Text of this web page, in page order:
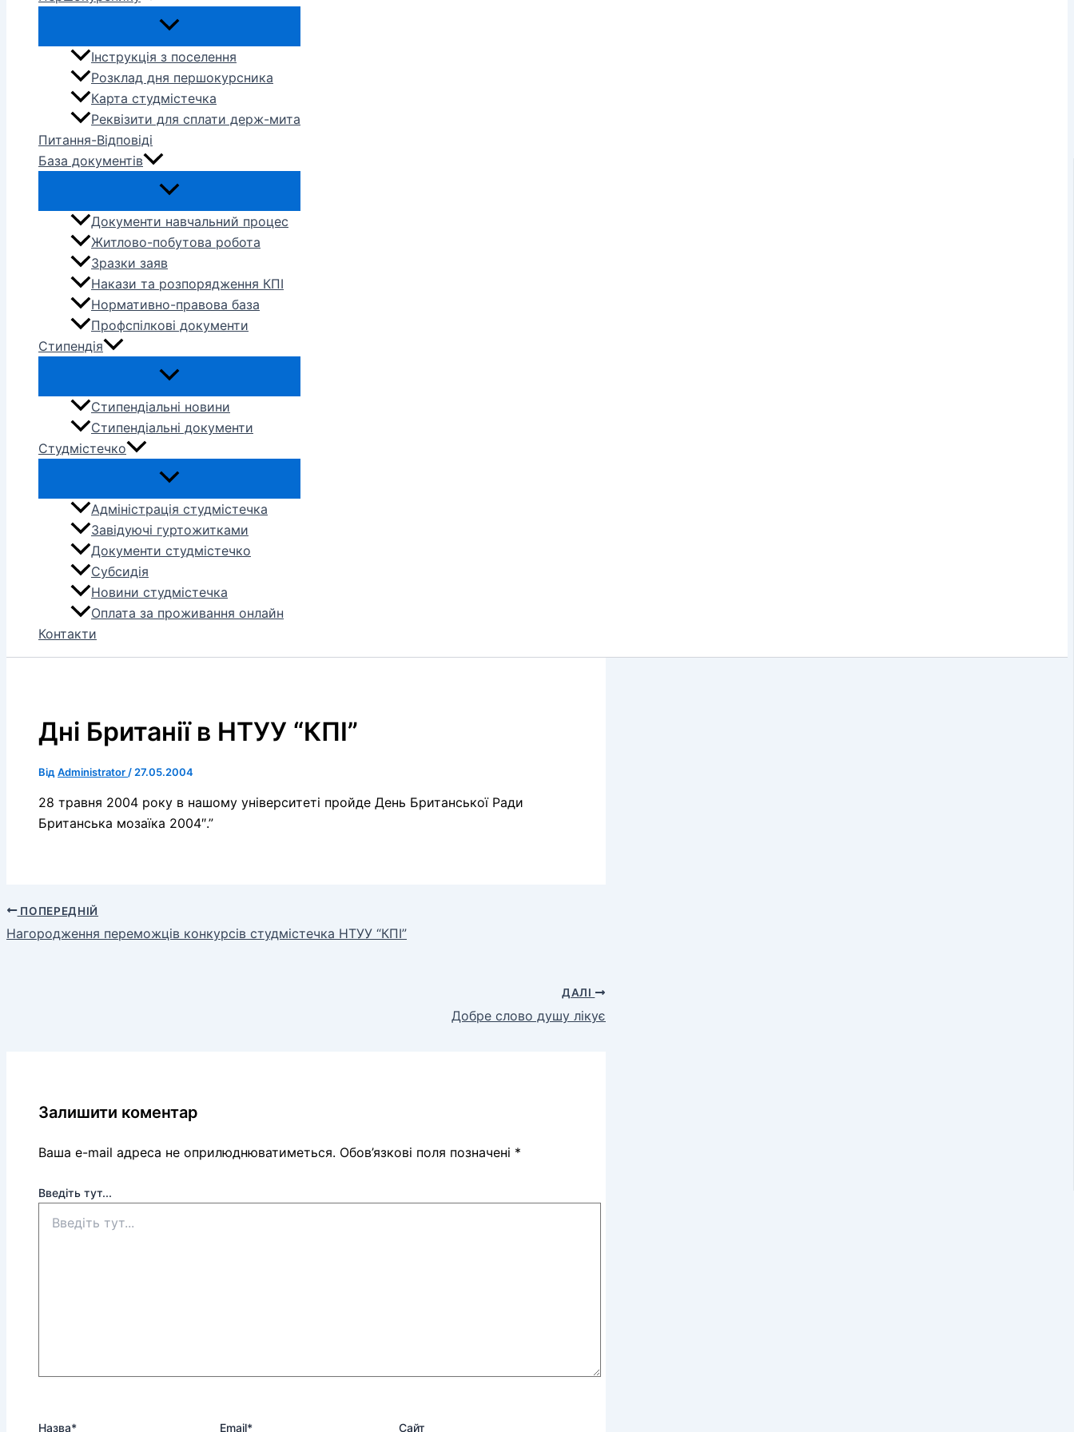
Інструкція з поселення
Розклад дня першокурсника
Карта студмістечка
Реквізити для сплати держ-мита
Питання-Відповіді
База документів
Документи навчальний процес
Житлово-побутова робота
Зразки заяв
Накази та розпорядження КПІ
Нормативно-правова база
Профспілкові документи
Стипендія
Стипендіальні новини
Стипендіальні документи
Студмістечко
Адміністрація студмістечка
Завідуючі гуртожитками
Документи студмістечко
Субсидія
Новини студмістечка
Оплата за проживання онлайн
Контакти
Дні Британії в НТУУ “КПІ”
Від Administrator / 27.05.2004
28 травня 2004 року в нашому університеті пройде День Британської Ради
Британська мозаїка 2004″.”
ПОПЕРЕДНІЙ
Нагородження переможців конкурсів студмістечка НТУУ “КПІ”
ДАЛІ
Добре слово душу лікує
Залишити коментар
Ваша e-mail адреса не оприлюднюватиметься. Обов’язкові поля позначені *
Введіть тут...
Назва* Email* Сайт